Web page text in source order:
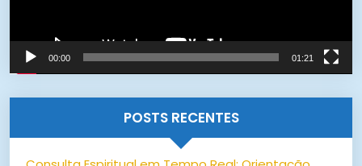
00:00 01:21
POSTS RECENTES